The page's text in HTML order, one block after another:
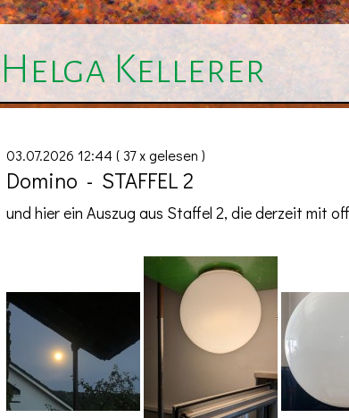
Helga Kellerer
03.07.2026 12:44 ( 37 x gelesen )
Domino - STAFFEL 2
und hier ein Auszug aus Staffel 2, die derzeit mit